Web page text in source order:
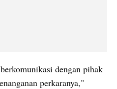
dengan pihak
perkaranya,"